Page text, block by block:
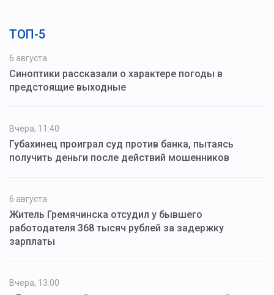
ТОП-5
6 августа
Синоптики рассказали о характере погоды в
предстоящие выходные
Вчера, 11:40
Губахинец проиграл суд против банка, пытаясь
получить деньги после действий мошенников
6 августа
Житель Гремячинска отсудил у бывшего
работодателя 368 тысяч рублей за задержку
зарплаты
Вчера, 13:00